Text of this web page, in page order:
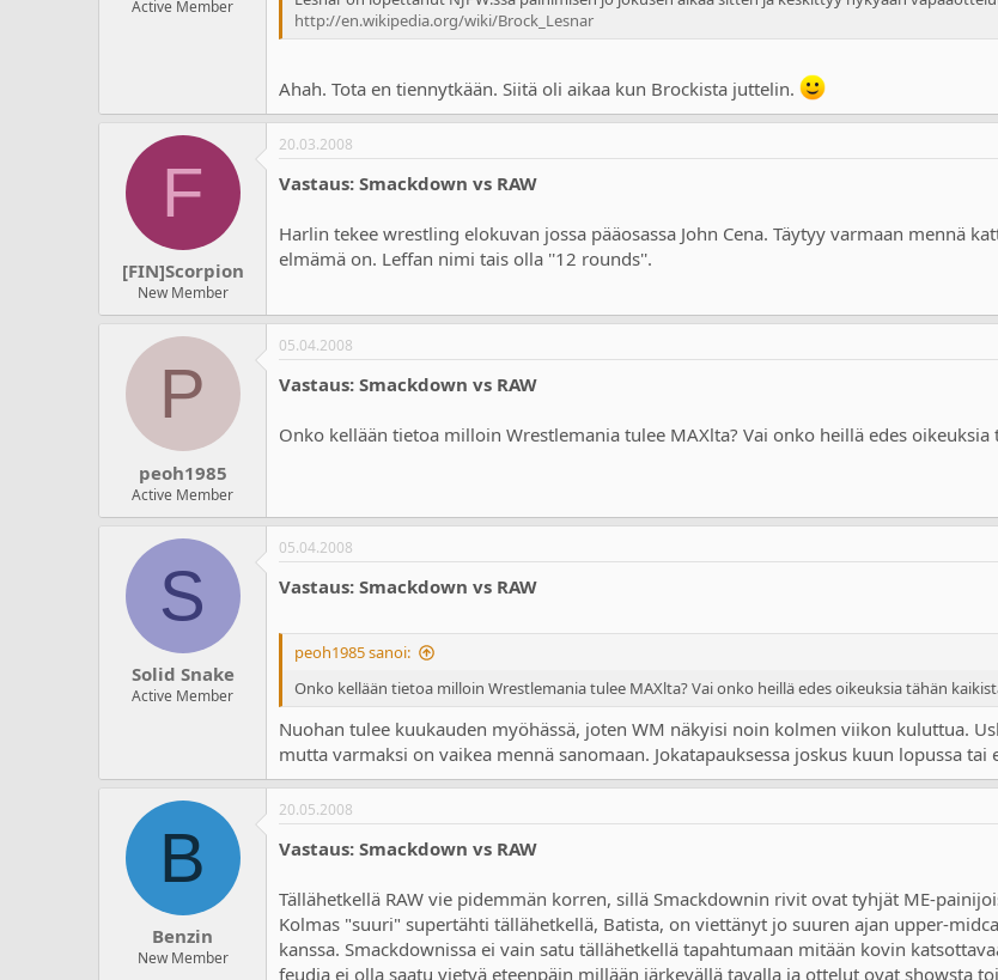
Active Member
http://en.wikipedia.org/wiki/Brock_Lesnar
Ahah. Tota en tiennytkään. Siitä oli aikaa kun Brockista juttelin.
F
[FIN]Scorpion
New Member
20.03.2008
Vastaus: Smackdown vs RAW
Harlin tekee wrestling elokuvan jossa pääosassa John Cena. Täytyy varmaan mennä
elmämä on. Leffan nimi tais olla ''12 rounds''.
P
peoh1985
Active Member
05.04.2008
Vastaus: Smackdown vs RAW
Onko kellään tietoa milloin Wrestlemania tulee MAXlta? Vai onko heillä edes oikeuksia
S
Solid Snake
Active Member
05.04.2008
Vastaus: Smackdown vs RAW
peoh1985 sanoi:
Onko kellään tietoa milloin Wrestlemania tulee MAXlta? Vai onko heillä edes oikeuksia tähän
Nuohan tulee kuukauden myöhässä, joten WM näkyisi noin kolmen viikon kuluttua.
mutta varmaksi on vaikea mennä sanomaan. Jokatapauksessa joskus kuun lopussa tai
B
Benzin
New Member
20.05.2008
Vastaus: Smackdown vs RAW
Tällähetkellä RAW vie pidemmän korren, sillä Smackdownin rivit ovat tyhjät ME-
Kolmas "suuri" supertähti tällähetkellä, Batista, on viettänyt jo suuren ajan upper-
kanssa. Smackdownissa ei vain satu tällähetkellä tapahtumaan mitään kovin
feudia ei olla saatu vietyä eteenpäin millään järkevällä tavalla ja ottelut ovat showsta